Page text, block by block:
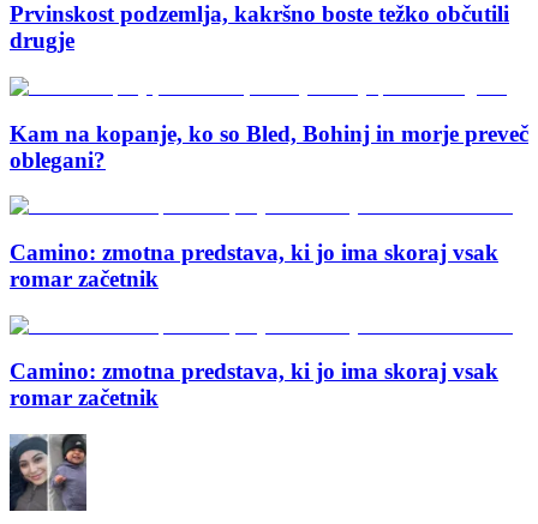
Prvinskost podzemlja, kakršno boste težko občutili
drugje
Kam na kopanje, ko so Bled, Bohinj in morje preveč
oblegani?
Camino: zmotna predstava, ki jo ima skoraj vsak
romar začetnik
Camino: zmotna predstava, ki jo ima skoraj vsak
romar začetnik